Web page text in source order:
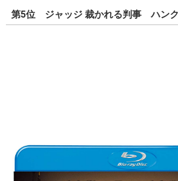
第5位 ジャッジ 裁かれる判事 ハン